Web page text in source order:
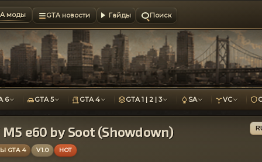
моды GTA новости Гайды Поиск
6 GTA 5 GTA 4 GTA 1 | 2 | 3 SA VC
M5 e60 by Soot (Showdown)
GTA 4 V1.0 HOT